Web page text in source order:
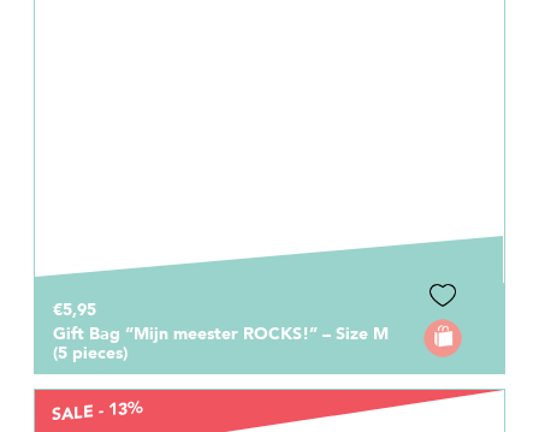
€5,95
Gift Bag “Mijn meester ROCKS!” – Size M
(5 pieces)
SALE - 13%